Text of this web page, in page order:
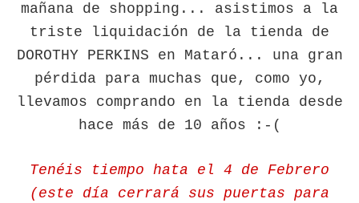
mañana de shopping... asistimos a la
triste liquidación de la tienda de
DOROTHY PERKINS en Mataró... una gran
pérdida para muchas que, como yo,
llevamos comprando en la tienda desde
hace más de 10 años :-(
Tenéis tiempo hata el 4 de Febrero
(este día cerrará sus puertas para